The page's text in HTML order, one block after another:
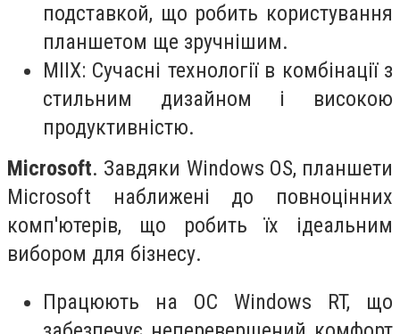
подставкой, що робить користування
планшетом ще зручнішим.
MIIX: Сучасні технології в комбінації з
стильним дизайном і високою
продуктивністю.
Microsoft. Завдяки Windows OS, планшети
Microsoft наближені до повноцінних
комп'ютерів, що робить їх ідеальним
вибором для бізнесу.
Працюють на ОС Windows RT, що